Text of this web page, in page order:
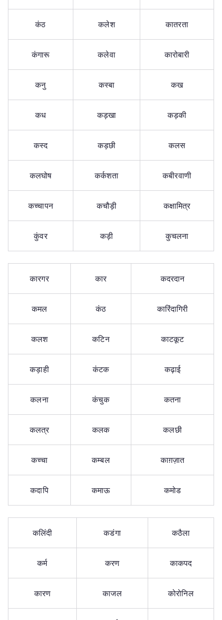
कंठ कलेश कातरता
कंगारू कलेवा कारोबारी
कनु कस्बा कख
कध कड़खा कड़की
कस्द कड़छी कलस
कलघोष कर्कशता कबीरवाणी
कच्चापन कचौड़ी कक्षामित्र
कुंवर कड़ी कुचलना
कारगर कार कदरदान
कमल कंठ कारिंदागिरी
कलश कटिन काटकूट
कड़ाही कंटक कढ़ाई
कलना कंचुक कतना
कलत्र कलक कलछी
कच्चा कम्बल काग़ज़ात
कदापि कमाऊ कमोड
कलिंदी कडंगा कठैला
कर्म करण काकपद
कारण काजल कोरोनिल